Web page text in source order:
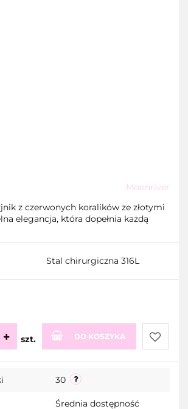
Moonriver
z czerwonych koralików ze złotymi
elegancja, która dopełnia każdą
Stal chirurgiczna 316L
szt. DO KOSZYKA
Do
30
Średnia dostępność